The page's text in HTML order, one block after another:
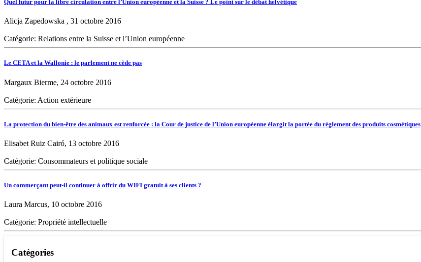
Quel futur pour la libre circulation entre l’Union européenne et la Suisse ? Le point sur le débat helvétique
Alicja Zapedowska , 31 octobre 2016
Catégorie: Relations entre la Suisse et l’Union européenne
Le CETA et la Wallonie : le parlement ne cède pas
Margaux Bierme, 24 octobre 2016
Catégorie: Action extérieure
La protection du bien-être des animaux est renforcée : la Cour de justice de l’Union européenne élargit la portée du règlement des produits cosmétiques
Elisabet Ruiz Cairó, 13 octobre 2016
Catégorie: Consommateurs et politique sociale
Un commerçant peut-il continuer à offrir du WIFI gratuit à ses clients ?
Laura Marcus, 10 octobre 2016
Catégorie: Propriété intellectuelle
Catégories